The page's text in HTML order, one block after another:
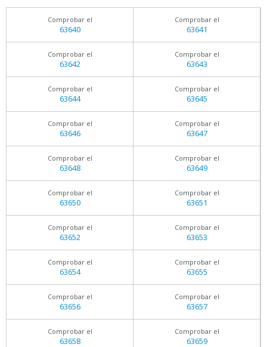
Comprobar el
63640
Comprobar el
63641
Comprobar el
63642
Comprobar el
63643
Comprobar el
63644
Comprobar el
63645
Comprobar el
63646
Comprobar el
63647
Comprobar el
63648
Comprobar el
63649
Comprobar el
63650
Comprobar el
63651
Comprobar el
63652
Comprobar el
63653
Comprobar el
63654
Comprobar el
63655
Comprobar el
63656
Comprobar el
63657
Comprobar el
63658
Comprobar el
63659